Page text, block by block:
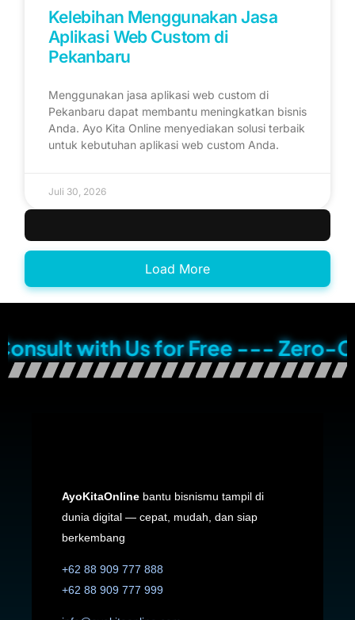
Kelebihan Menggunakan Jasa
Aplikasi Web Custom di
Pekanbaru
Menggunakan jasa aplikasi web custom di
Pekanbaru dapat membantu meningkatkan bisnis
Anda. Ayo Kita Online menyediakan solusi terbaik
untuk kebutuhan aplikasi web custom Anda.
Juli 30, 2026
Load More
with Us for Free --- Zero-
AyoKitaOnlinebantu bisnismu tampil di
dunia digital — cepat, mudah, dan siap
berkembang
+62 88 909 777 888
+62 88 909 777 999